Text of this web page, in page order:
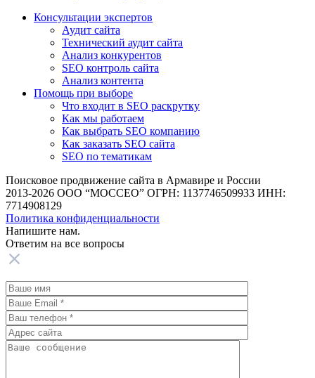
Консультации экспертов
Аудит сайта
Технический аудит сайта
Анализ конкурентов
SEO контроль сайта
Анализ контента
Помощь при выборе
Что входит в SEO раскрутку
Как мы работаем
Как выбрать SEO компанию
Как заказать SEO сайта
SEO по тематикам
Поисковое продвижение сайта в Армавире и России
2013-2026 ООО “МОССЕО” ОГРН: 1137746509933 ИНН:
7714908129
Политика конфиденциальности
Напишите нам.
Ответим на все вопросы